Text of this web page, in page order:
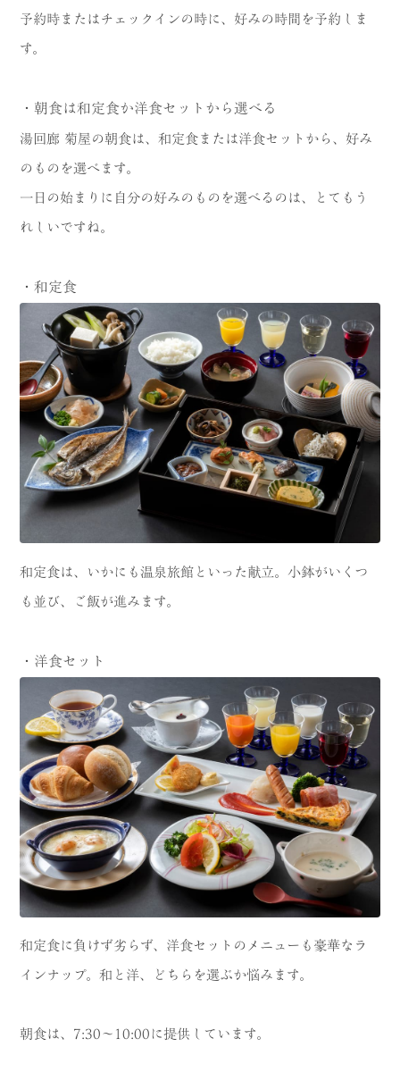
予約時またはチェックインの時に、好みの時間を予約しま
す。
・朝食は和定食か洋食セットから選べる
湯回廊 菊屋の朝食は、和定食または洋食セットから、好み
のものを選べます。
一日の始まりに自分の好みのものを選べるのは、とてもう
れしいですね。
・和定食
和定食は、いかにも温泉旅館といった献立。小鉢がいくつ
も並び、ご飯が進みます。
・洋食セット
和定食に負けず劣らず、洋食セットのメニューも豪華なラ
インナップ。和と洋、どちらを選ぶか悩みます。
朝食は、7:30〜10:00に提供しています。